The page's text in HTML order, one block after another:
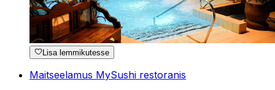
Lisa lemmikutesse
Maitseelamus MySushi restoranis